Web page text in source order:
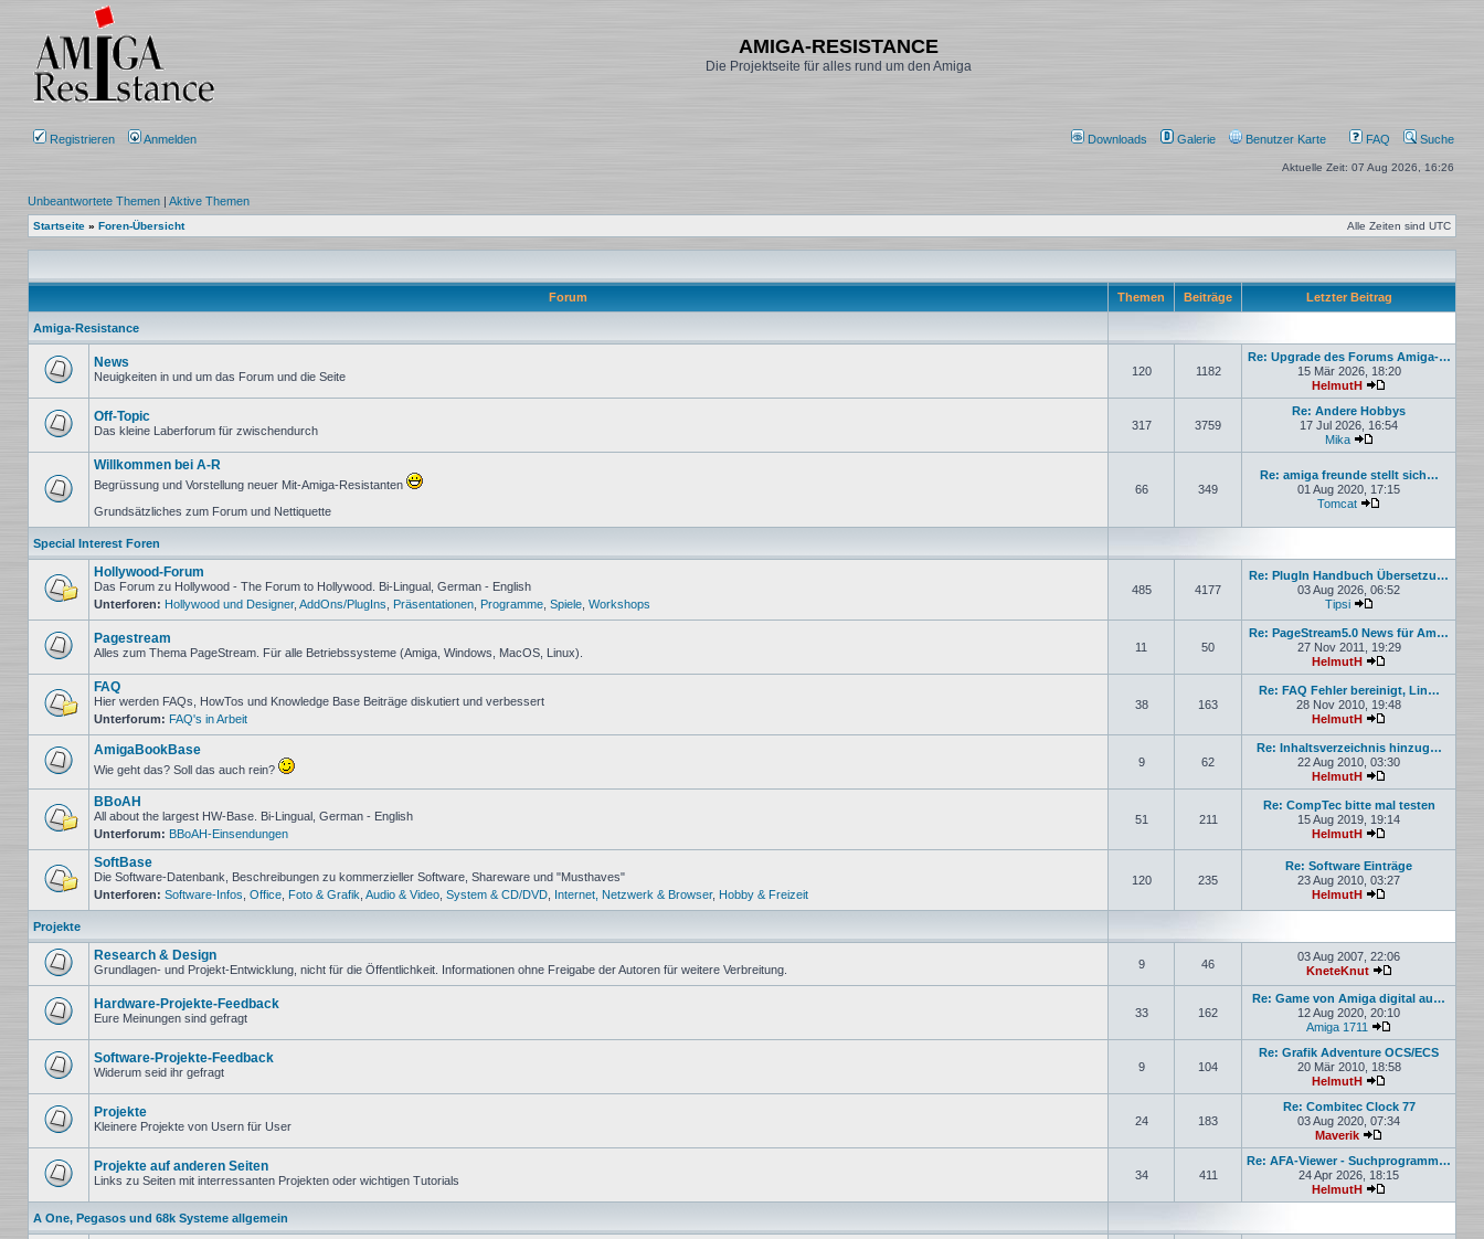
AMIGA-RESISTANCE
Die Projektseite für alles rund um den Amiga
Registrieren Anmelden Downloads Galerie Benutzer Karte FAQ Suche
Aktuelle Zeit: 07 Aug 2026, 16:26
Unbeantwortete Themen | Aktive Themen
Startseite » Foren-Übersicht Alle Zeiten sind UTC
Forum Themen Beiträge Letzter Beitrag
Amiga-Resistance
ungelesenen
Beiträge
News
Neuigkeiten in und um das Forum und die Seite 120 1182
Re: Upgrade des Forums Amiga-…
15 Mär 2026, 18:20
HelmutH
Neuester Beitrag
ungelesenen
Beiträge
Off-Topic
Das kleine Laberforum für zwischendurch 317 3759
Re: Andere Hobbys
17 Jul 2026, 16:54
Mika
Neuester Beitrag
Keine
Willkommen bei A-R
Begrüssung und Vorstellung neuer Mit-Amiga-Resistanten
Grundsätzliches zum Forum und Nettiquette
66 349
Re: amiga freunde stellt sich…
01 Aug 2020, 17:15
Tomcat
Special Interest Foren
Keine
ungelesenen
Beiträge
Hollywood-Forum
Das Forum zu Hollywood - The Forum to Hollywood. Bi-Lingual, German - English
Unterforen: Hollywood und Designer, AddOns/PlugIns Präsentationen Programme Spiele Workshops
485 4177
Re: PlugIn Handbuch Übersetzu…
03 Aug 2026, 06:52
Tipsi
ungelesenen
Beiträge
Pagestream
Alles zum Thema PageStream. Für alle Betriebssysteme (Amiga, Windows, MacOS, Linux). 11 50
Re: PageStream5.0 News für Am…
27 Nov 2011, 19:29
HelmutH
Neuester Beitrag
Keine
ungelesenen
Beiträge
FAQ
Hier werden FAQs, HowTos und Knowledge Base Beiträge diskutiert und verbessert
Unterforum: FAQ's in Arbeit
38 163
Re: FAQ Fehler bereinigt, Lin…
28 Nov 2010, 19:48
HelmutH
ungelesenen
Beiträge
AmigaBookBase
Wie geht das? Soll das auch rein?
9 62
Re: Inhaltsverzeichnis hinzug…
22 Aug 2010, 03:30
HelmutH
Neuester Beitrag
Keine
ungelesenen
Beiträge
BBoAH
All about the largest HW-Base. Bi-Lingual, German - English
Unterforum: BBoAH-Einsendungen
51 211
Re: CompTec bitte mal testen
15 Aug 2019, 19:14
HelmutH
Keine
ungelesenen
SoftBase
Die Software-Datenbank, Beschreibungen zu kommerzieller Software, Shareware und "Musthaves"
Unterforen: Software-Infos Office Foto & Grafik Audio & Video System & CD/DVD Internet, Netzwerk & Browser, Hobby & Freizeit
120 235
Re: Software Einträge
23 Aug 2010, 03:27
HelmutH
Projekte
Beiträge
Research & Design
Grundlagen- und Projekt-Entwicklung, nicht für die Öffentlichkeit. Informationen ohne Freigabe der Autoren für weitere Verbreitung. 9 46
03 Aug 2007, 22:06
KneteKnut
ungelesenen
Beiträge
Hardware-Projekte-Feedback
Eure Meinungen sind gefragt 33 162
Re: Game von Amiga digital au…
12 Aug 2020, 20:10
Amiga 1711
Neuester Beitrag
ungelesenen
Beiträge
Software-Projekte-Feedback
Widerum seid ihr gefragt 9 104
Re: Grafik Adventure OCS/ECS
20 Mär 2010, 18:58
HelmutH
Neuester Beitrag
ungelesenen
Beiträge
Projekte
Kleinere Projekte von Usern für User 24 183
Re: Combitec Clock 77
03 Aug 2020, 07:34
Maverik
Neuester Beitrag
ungelesenen
Beiträge
Projekte auf anderen Seiten
Links zu Seiten mit interressanten Projekten oder wichtigen Tutorials 34 411
Re: AFA-Viewer - Suchprogramm…
24 Apr 2026, 18:15
HelmutH
Neuester Beitrag
A One, Pegasos und 68k Systeme allgemein